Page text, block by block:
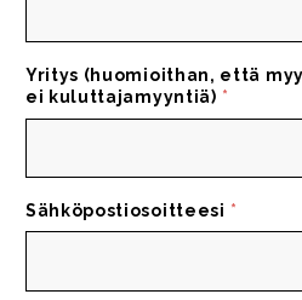
Yritys (huomioithan, että
ei kuluttajamyyntiä) *
Sähköpostiosoitteesi *